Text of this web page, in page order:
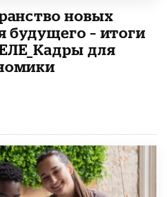
новых
будущего – итоги
для